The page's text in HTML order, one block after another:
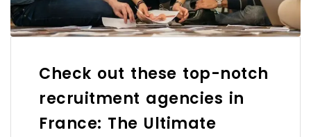
Check out these top-notch
recruitment agencies in
France: The Ultimate